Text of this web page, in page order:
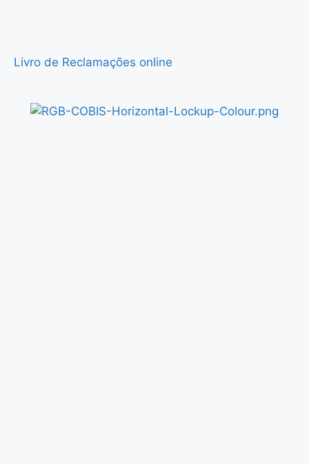
Livro de Reclamações online